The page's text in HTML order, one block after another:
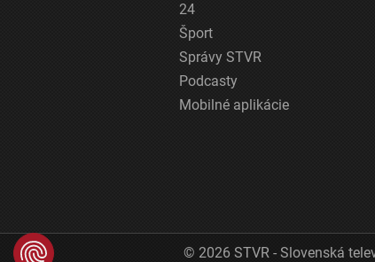
24
Šport
Správy STVR
Podcasty
Mobilné aplikácie
© 2026 STVR - Slovenská